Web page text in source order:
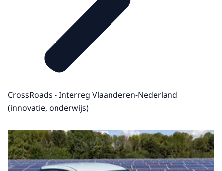
CrossRoads - Interreg Vlaanderen-Nederland
(innovatie, onderwijs)